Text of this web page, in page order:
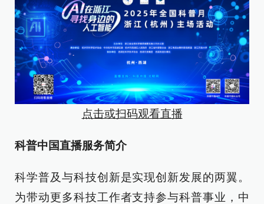
点击或扫码观看直播
科普中国直播服务简介
科学普及与科技创新是实现创新发展的两翼。
为带动更多科技工作者支持参与科普事业，中